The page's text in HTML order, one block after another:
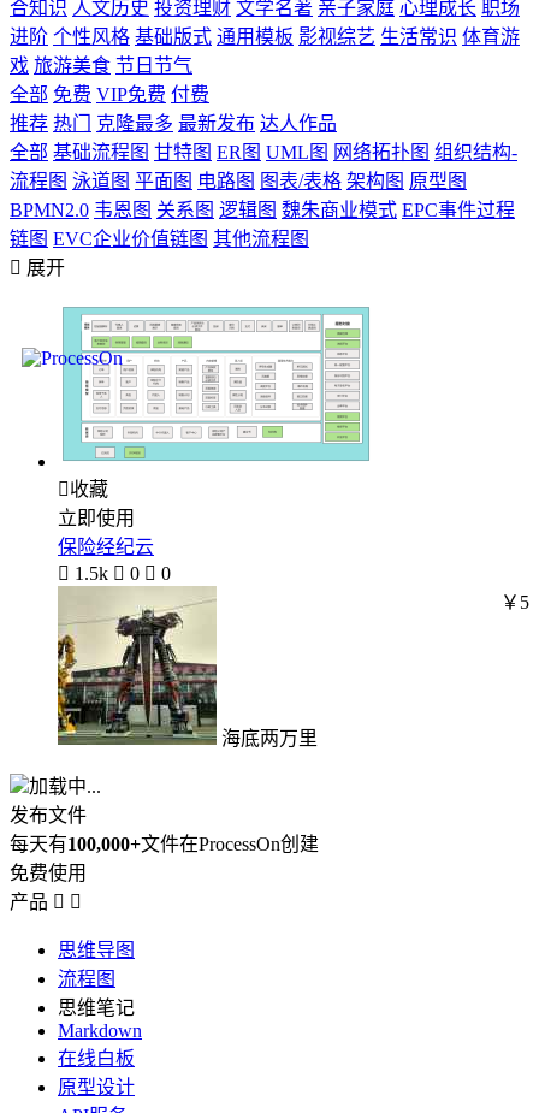
合知识 人文历史 投资理财 文学名著 亲子家庭 心理成长 职场
进阶 个性风格 基础版式 通用模板 影视综艺 生活常识 体育游
戏 旅游美食 节日节气
全部 免费 VIP免费 付费
推荐 热门 克隆最多 最新发布 达人作品
全部 基础流程图 甘特图 ER图 UML图 网络拓扑图 组织结构-
流程图 泳道图 平面图 电路图 图表/表格 架构图 原型图
BPMN2.0 韦恩图 关系图 逻辑图 魏朱商业模式 EPC事件过程
链图 EVC企业价值链图 其他流程图
 展开
收藏
立即使用
保险经纪云
 1.5k  0  0
海底两万里
￥5
加载中...
发布文件
每天有100,000+文件在ProcessOn创建
免费使用
产品  
思维导图
流程图
思维笔记
Markdown
在线白板
原型设计